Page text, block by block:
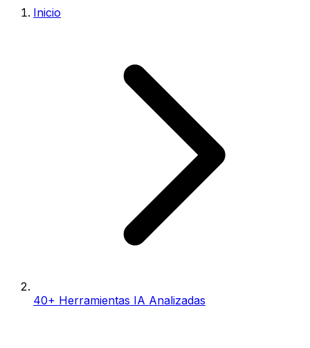
Inicio
40+ Herramientas IA Analizadas